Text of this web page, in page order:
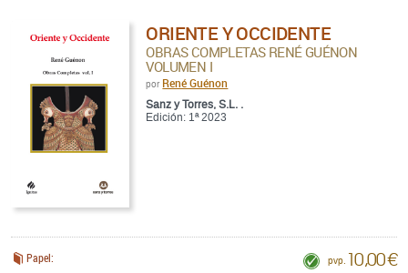
ORIENTE Y OCCIDENTE
OBRAS COMPLETAS RENÉ GUÉNON
VOLUMEN I
por René Guénon
Sanz y Torres, S.L. .
Edición: 1ª 2023
Papel: pvp. 10,00 €